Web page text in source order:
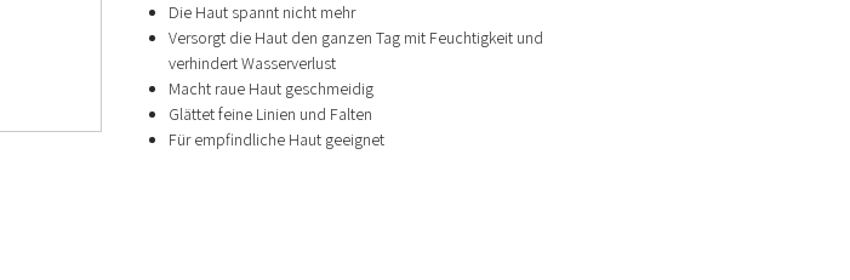
Die Haut spannt nicht mehr
Versorgt die Haut den ganzen Tag mit Feuchtigkeit und
verhindert Wasserverlust
Macht raue Haut geschmeidig
Glättet feine Linien und Falten
Für empfindliche Haut geeignet